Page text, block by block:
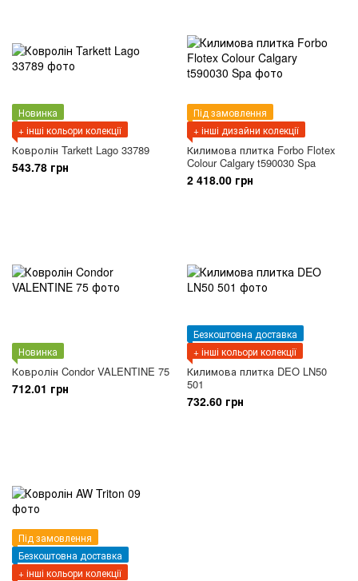
Новинка
+ інші кольори колекції
Ковролін Tarkett Lago 33789
543.78 грн
Під замовлення
+ інші дизайни колекції
Килимова плитка Forbo Flotex
Colour Calgary t590030 Spa
2 418.00 грн
Новинка
Ковролін Condor VALENTINE 75
712.01 грн
Безкоштовна доставка
+ інші кольори колекції
Килимова плитка DEO LN50
501
732.60 грн
Під замовлення
Безкоштовна доставка
+ інші кольори колекції